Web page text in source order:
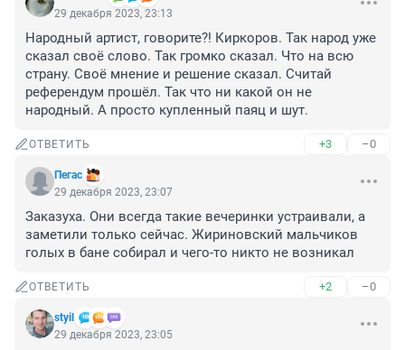
29 декабря 2023, 23:13
Народный артист, говорите?! Киркоров. Так народ уже
сказал своё слово. Так громко сказал. Что на всю
страну. Своё мнение и решение сказал. Считай
референдум прошёл. Так что ни какой он не
народный. А просто купленный паяц и шут.
ОТВЕТИТЬ +3 –0
Пегас
29 декабря 2023, 23:07
Заказуха. Они всегда такие вечеринки устраивали, а
заметили только сейчас. Жириновский мальчиков
голых в бане собирал и чего-то никто не возникал
ОТВЕТИТЬ +2 –0
styil
29 декабря 2023, 23:05